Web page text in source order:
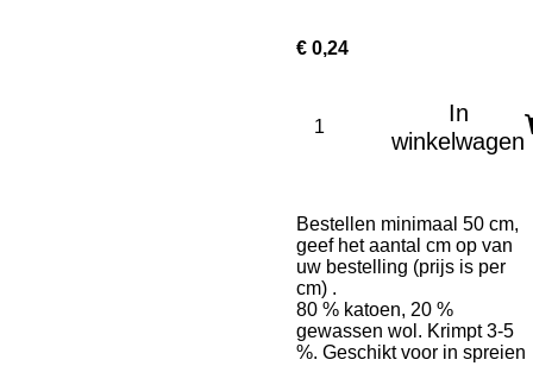
€ 0,24
In
winkelwagen
Bestellen minimaal 50 cm,
geef het aantal cm op van
uw bestelling (prijs is per
cm) .
80 % katoen, 20 %
gewassen wol. Krimpt 3-5
%. Geschikt voor in spreien